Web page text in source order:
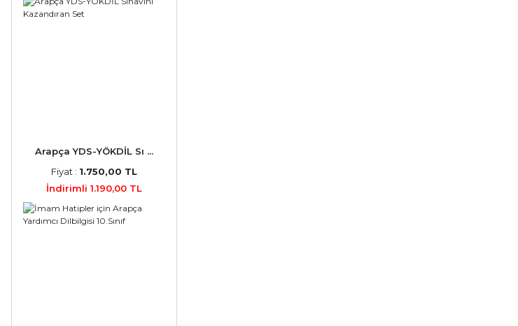
Arapça YDS-YÖKDİL Sı ...
Fiyat : 1.750,00 TL
İndirimli 1.190,00 TL